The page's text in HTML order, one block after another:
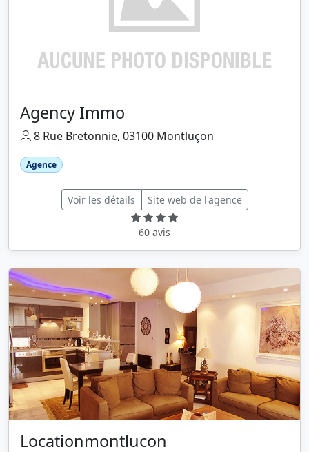
Agency Immo
8 Rue Bretonnie, 03100 Montluçon
Agence
Voir les détails Site web de l'agence
60 avis
Locationmontlucon